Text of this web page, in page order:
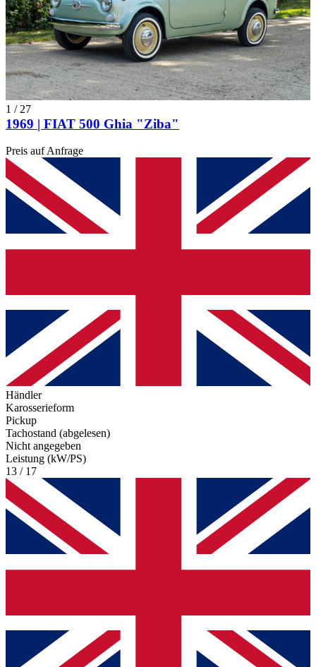
1 / 27
1969 | FIAT 500 Ghia "Ziba"
Preis auf Anfrage
Händler
Karosserieform
Pickup
Tachostand (abgelesen)
Nicht angegeben
Leistung (kW/PS)
13 / 17